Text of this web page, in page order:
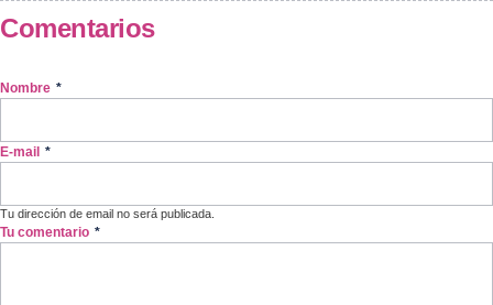
Comentarios
Nombre *
E-mail *
Tu dirección de email no será publicada.
Tu comentario *